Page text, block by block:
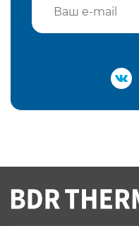
Подтвердить e-
Вы соглашаетесь с